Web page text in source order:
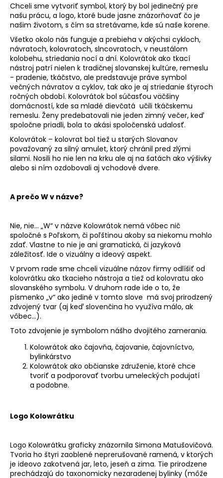
Chceli sme vytvoriť symbol, ktorý by bol jedinečný pre
našu prácu, a logo, ktoré bude jasne znázorňovať čo je
našim životom, s čím sa stretávame, kde sú naše korene.
Všetko okolo nás funguje a prebieha v akýchsi cykloch,
návratoch, kolovratoch, slncovratoch, v neustálom
kolobehu, striedania nocí a dní. Kolovrátok ako tkací
nástroj patrí nielen k tradičnej slovanskej kultúre, remeslu
- pradenie, tkáčstvo, ale predstavuje práve symbol
večných návratov a cyklov, tak ako je aj striedanie štyroch
ročných období. Kolovrátok bol súčasťou väčšiny
domácností, kde sa mladé dievčatá učili tkáčskemu
remeslu. Ženy predebatovali nie jeden zimný večer, keď
spoločne priadli, bola to akási spoločenská udalosť.
Kolovrátok – kolovrat bol tiež u starých Slovanov
považovaný za silný amulet, ktorý chránil pred zlými
silami. Nosili ho nie len na krku ale aj na šatách ako výšivky
alebo si ním ozdobovali aj vchodové dvere.
A prečo W v názve?
Nie, nie... „W“ v názve Kolowrátok nemá vôbec nič
spoločné s Poľskom, či poľštinou akoby sa niekomu mohlo
zdať. Vlastne to nie je ani gramatická, či jazyková
záležitosť. Ide o vizuálny a ideový aspekt.
V prvom rade sme chceli vizuálne názov firmy odlíšiť od
kolovrátku ako tkacieho nástroja a tiež od kolovratu ako
slovanského symbolu. V druhom rade ide o to, že
písmenko „v“ ako jediné v tomto slove má svoj prirodzený
zdvojený tvar (aj keď slovenčina ho využíva málo, ak
vôbec...).
Toto zdvojenie je symbolom nášho dvojitého zamerania.
Kolowrátok ako čajovňa, čajovanie, čajovníctvo,
bylinkárstvo
Kolowrátok ako občianske združenie, ktoré chce
tvoriť a podporovať tvorbu umeleckých podujatí
a podobne.
Logo Kolowrátku
Logo Kolowrátku graficky znázornila Simona Matušovičová.
Tvoria ho štyri zaoblené neprerušované ramená, v ktorých
je ideovo zakotvená jar, leto, jeseň a zima. Tie prirodzene
prechádzajú do taxonomicky nezaradenej bylinky (môže